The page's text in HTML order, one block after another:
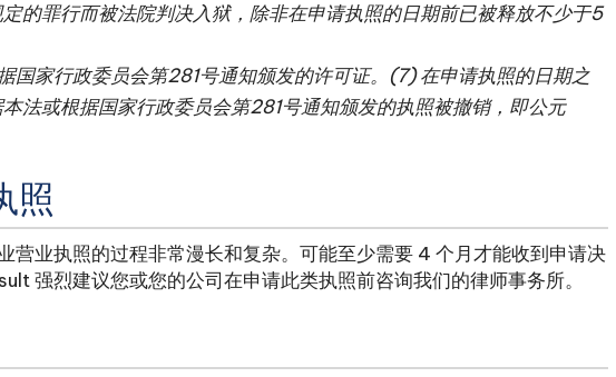
的罪行而被法院判决入狱，除非在申请执照的日期前已被释放不少于5
国家行政委员会第281号通知颁发的许可证。(7) 在申请执照的日期之
法或根据国家行政委员会第281号通知颁发的执照被撤销，即公元
照
营业执照的过程非常漫长和复杂。可能至少需要 4 个月才能收到申请决
强烈建议您或您的公司在申请此类执照前咨询我们的律师事务所。